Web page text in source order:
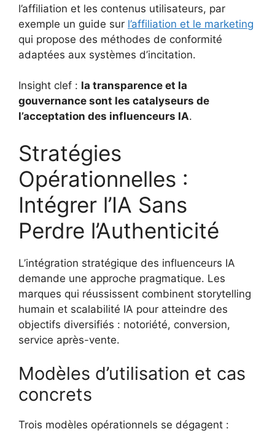
l’affiliation et les contenus utilisateurs, par
exemple un guide sur l’affiliation et le marketing
qui propose des méthodes de conformité
adaptées aux systèmes d’incitation.
Insight clef : la transparence et la
gouvernance sont les catalyseurs de
l’acceptation des influenceurs IA.
Stratégies
Opérationnelles :
Intégrer l’IA Sans
Perdre l’Authenticité
L’intégration stratégique des influenceurs IA
demande une approche pragmatique. Les
marques qui réussissent combinent storytelling
humain et scalabilité IA pour atteindre des
objectifs diversifiés : notoriété, conversion,
service après-vente.
Modèles d’utilisation et cas
concrets
Trois modèles opérationnels se dégagent :